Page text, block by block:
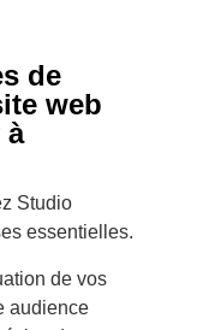
de
web
à
Studio
essentielles.
de vos
audience